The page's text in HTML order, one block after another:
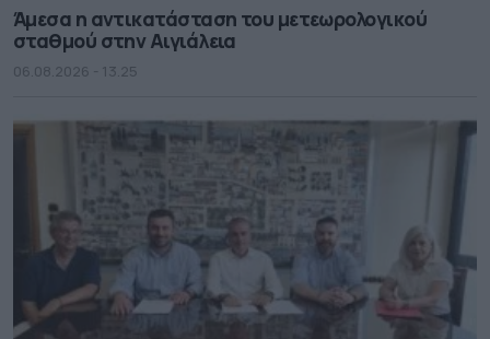
Άμεσα η αντικατάσταση του μετεωρολογικού
σταθμού στην Αιγιάλεια
06.08.2026 - 13.25